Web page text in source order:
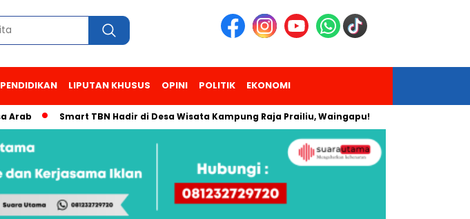
PENDIDIKAN LIPUTAN KHUSUS OPINI POLITIK EKONOMI
Smart TBN Hadir di Desa Wisata Kampung Raja Prailiu, Waingapu! Dua Pendaki Gunung